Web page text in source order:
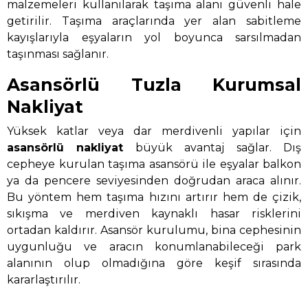
malzemeleri kullanılarak taşıma alanı güvenli hale
getirilir. Taşıma araçlarında yer alan sabitleme
kayışlarıyla eşyaların yol boyunca sarsılmadan
taşınması sağlanır.
Asansörlü Tuzla Kurumsal
Nakliyat
Yüksek katlar veya dar merdivenli yapılar için
asansörlü nakliyat büyük avantaj sağlar. Dış
cepheye kurulan taşıma asansörü ile eşyalar balkon
ya da pencere seviyesinden doğrudan araca alınır.
Bu yöntem hem taşıma hızını artırır hem de çizik,
sıkışma ve merdiven kaynaklı hasar risklerini
ortadan kaldırır. Asansör kurulumu, bina cephesinin
uygunluğu ve aracın konumlanabileceği park
alanının olup olmadığına göre keşif sırasında
kararlaştırılır.